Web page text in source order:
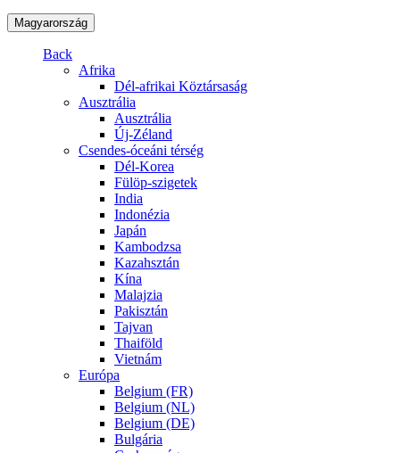
Magyarország
Back
Afrika
Dél-afrikai Köztársaság
Ausztrália
Ausztrália
Új-Zéland
Csendes-óceáni térség
Dél-Korea
Fülöp-szigetek
India
Indonézia
Japán
Kambodzsa
Kazahsztán
Kína
Malajzia
Pakisztán
Tajvan
Thaiföld
Vietnám
Európa
Belgium (FR)
Belgium (NL)
Belgium (DE)
Bulgária